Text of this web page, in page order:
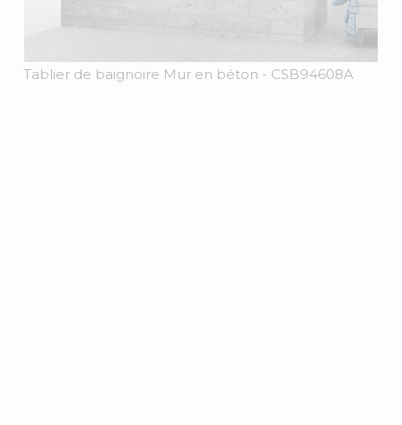
Tablier de baignoire Mur en béton - CSB94608A